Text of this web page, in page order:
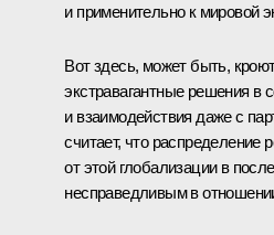
и применительно к мировой
Вот здесь, может быть,
экстравагантные решения в
и взаимодействия даже с
считает, что распределение
от этой глобализации в
несправедливым в